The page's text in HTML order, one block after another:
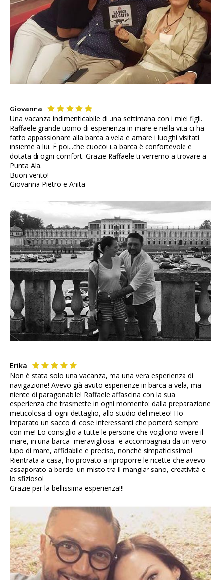
Giovanna
Una vacanza indimenticabile di una settimana con i miei figli.
Raffaele grande uomo di esperienza in mare e nella vita ci ha
fatto appassionare alla barca a vela e amare i luoghi visitati
insieme a lui. È poi...che cuoco! La barca è confortevole e
dotata di ogni comfort. Grazie Raffaele ti verremo a trovare a
Punta Ala.
Buon vento!
Giovanna Pietro e Anita
Erika
Non è stata solo una vacanza, ma una vera esperienza di
navigazione! Avevo già avuto esperienze in barca a vela, ma
niente di paragonabile! Raffaele affascina con la sua
esperienza che trasmette in ogni momento: dalla preparazione
meticolosa di ogni dettaglio, allo studio del meteo! Ho
imparato un sacco di cose interessanti che porterò sempre
con me! Lo consiglio a tutte le persone che vogliono vivere il
mare, in una barca -meravigliosa- e accompagnati da un vero
lupo di mare, affidabile e preciso, nonché simpaticissimo!
Rientrata a casa, ho provato a riproporre le ricette che avevo
assaporato a bordo: un misto tra il mangiar sano, creatività e
lo sfizioso!
Grazie per la bellissima esperienza!!!